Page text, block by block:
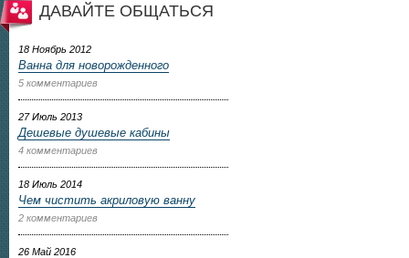
ДАВАЙТЕ ОБЩАТЬСЯ
18 Ноябрь 2012
Ванна для новорожденного
5 комментариев
27 Июль 2013
Дешевые душевые кабины
4 комментариев
18 Июль 2014
Чем чистить акриловую ванну
2 комментариев
26 Май 2016